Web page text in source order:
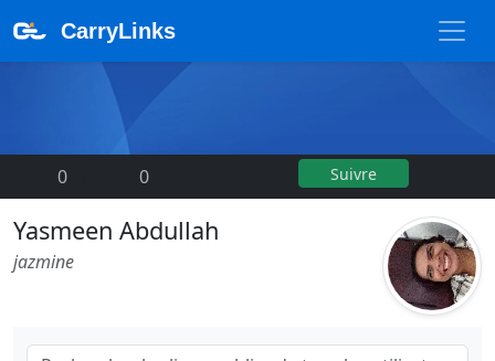
CarryLinks
0 0 Suivre
Yasmeen Abdullah
jazmine